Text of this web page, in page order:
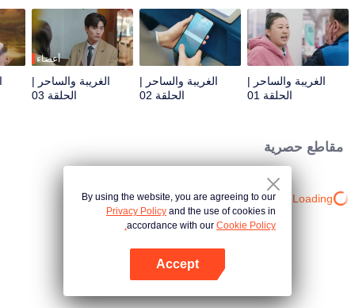
الغريبة والساحر |
الحلقة 01
الغريبة والساحر |
الحلقة 02
أعضاء
الغريبة والساحر |
الحلقة 03
مقاطع حصرية
Loading…
By using the website, you are agreeing to our
Privacy Policy and the use of cookies in
accordance with our Cookie Policy.
Accept